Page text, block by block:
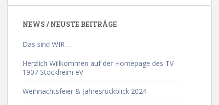
NEWS / NEUSTE BEITRÄGE
Das sind WIR …
Herzlich Willkommen auf der Homepage des TV
1907 Stockheim eV
Weihnachtsfeier & Jahresrückblick 2024